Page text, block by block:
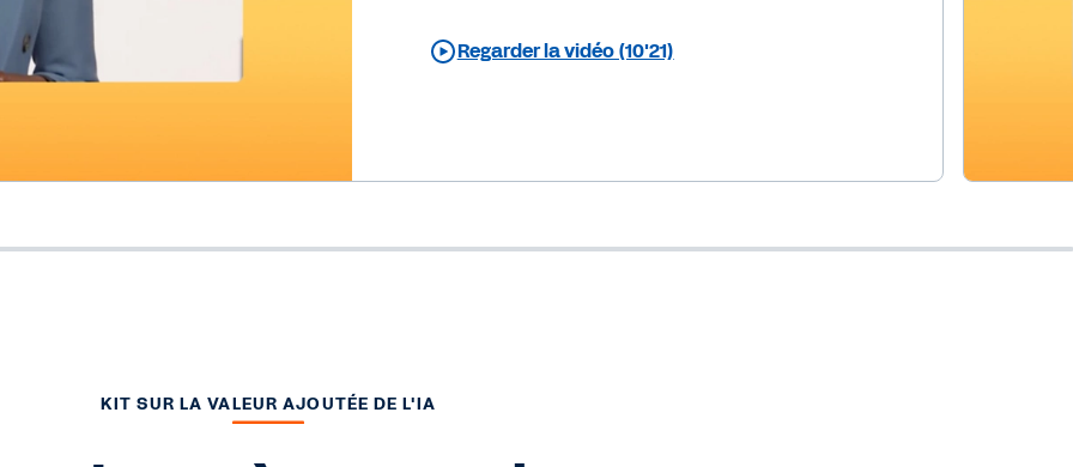
Regarder la vidéo (10'21)
KIT SUR LA VALEUR AJOUTÉE DE L'IA